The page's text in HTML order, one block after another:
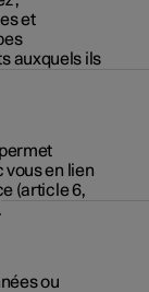
et
auxquels ils
vous en lien
(article 6,
ou